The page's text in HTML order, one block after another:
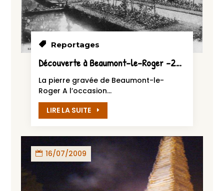
Reportages
Découverte à Beaumont-le-Roger –2009
La pierre gravée de Beaumont-le-
Roger A l’occasion...
LIRE LA SUITE
16/07/2009